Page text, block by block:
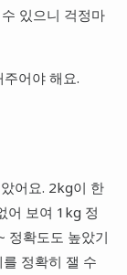
있으니 걱정마
어야 해요.
어요. 2kg이 한
어 보여 1kg 정
정확도도 높았기
정확히 잴 수